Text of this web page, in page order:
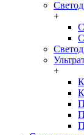
+
+